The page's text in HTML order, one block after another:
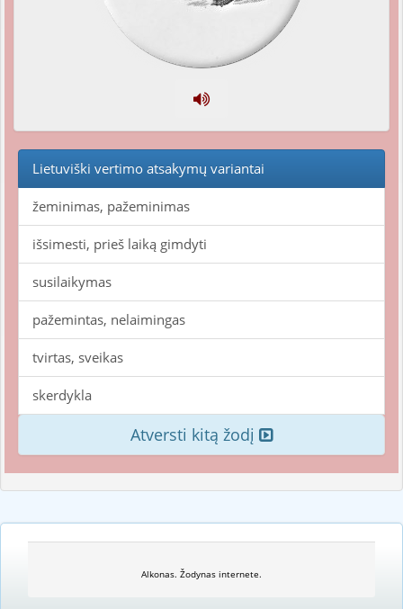
Lietuviški vertimo atsakymų variantai
žeminimas, pažeminimas
išsimesti, prieš laiką gimdyti
susilaikymas
pažemintas, nelaimingas
tvirtas, sveikas
skerdykla
Atversti kitą žodį
Alkonas. Žodynas internete.